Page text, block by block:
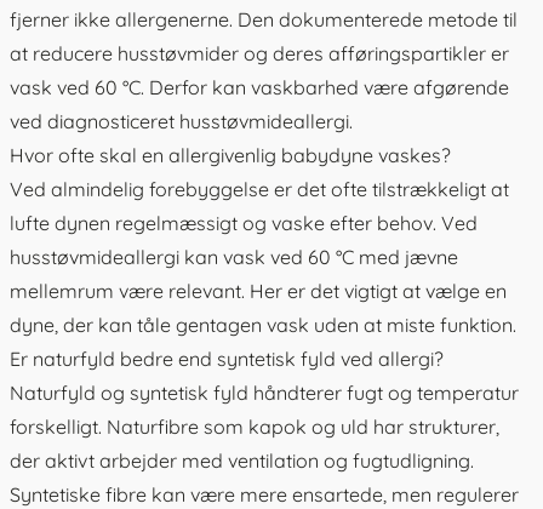
fjerner ikke allergenerne. Den dokumenterede metode til
at reducere husstøvmider og deres afføringspartikler er
vask ved 60 °C. Derfor kan vaskbarhed være afgørende
ved diagnosticeret husstøvmideallergi.
Hvor ofte skal en allergivenlig babydyne vaskes?
Ved almindelig forebyggelse er det ofte tilstrækkeligt at
lufte dynen regelmæssigt og vaske efter behov. Ved
husstøvmideallergi kan vask ved 60 °C med jævne
mellemrum være relevant. Her er det vigtigt at vælge en
dyne, der kan tåle gentagen vask uden at miste funktion.
Er naturfyld bedre end syntetisk fyld ved allergi?
Naturfyld og syntetisk fyld håndterer fugt og temperatur
forskelligt. Naturfibre som kapok og uld har strukturer,
der aktivt arbejder med ventilation og fugtudligning.
Syntetiske fibre kan være mere ensartede, men regulerer